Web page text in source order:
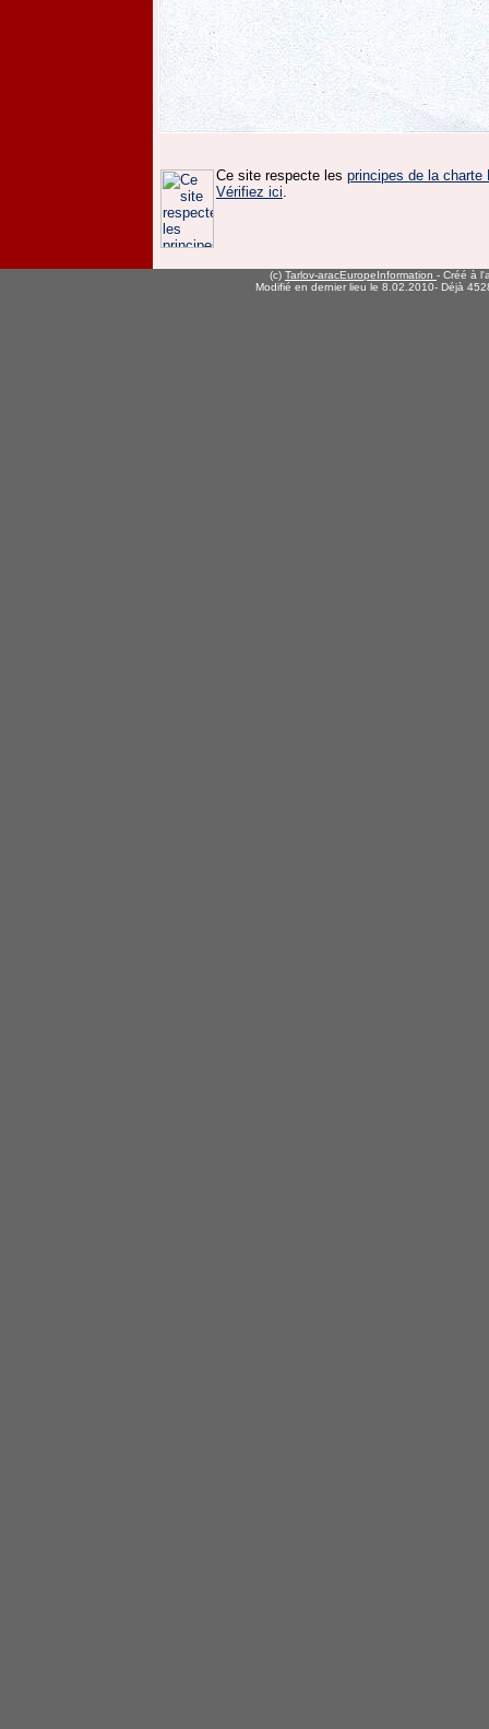
Ce site respecte les principes de la charte
Vérifiez ici.
(c) Tarlov-aracEuropeInformation - Créé à
Modifié en dernier lieu le 8.02.2010- Déjà